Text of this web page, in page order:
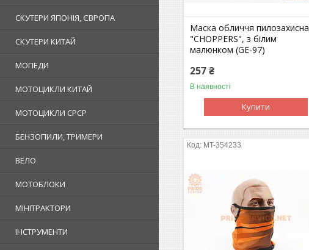
СКУТЕРИ ЯПОНІЯ, ЄВРОПА
СКУТЕРИ КИТАЙ
МОПЕДИ
МОТОЦИКЛИ КИТАЙ
МОТОЦИКЛИ СРСР
БЕНЗОПИЛИ, ТРИМЕРИ
ВЕЛО
МОТОБЛОКИ
МІНІТРАКТОРИ
ІНСТРУМЕНТИ
Маска обличчя пилозахисна
"CHOPPERS", з білим
малюнком (GE-97)
257 ₴
В наявності
Купити
MT-354233